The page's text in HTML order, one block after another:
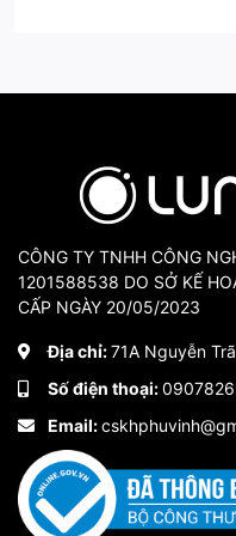
CÔNG TY TNHH CÔNG
1201588538 DO SỞ KẾ
CẤP NGÀY 20/05/2023
Địa chỉ:71A Nguyễn
Số điện thoại:
Email: